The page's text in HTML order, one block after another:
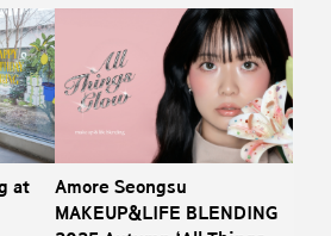
at
Amore Seongsu
MAKEUP&LIFE BLENDING